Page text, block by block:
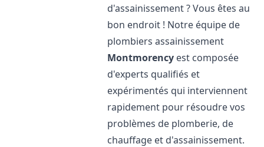
d'assainissement ? Vous êtes au
bon endroit ! Notre équipe de
plombiers assainissement
Montmorency est composée
d'experts qualifiés et
expérimentés qui interviennent
rapidement pour résoudre vos
problèmes de plomberie, de
chauffage et d'assainissement.